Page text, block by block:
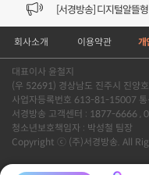
[서경방송] 디지털알뜰
[공지] 개인정보처리방
[서경방송] 일부 채널편
[VOD공지] 청춘초이스
[서경방송] 일부 채널편
회사소개 이용약관 개
대표이사 윤철지
(우 52691) 경상남도 진주시 진양
사업자등록번호 613-81-15007
서경방송 고객센터 : 1877-6666 ,
청소년보호책임자 : 박성철 팀장
Copyright ⓒ (주)서경방송. All